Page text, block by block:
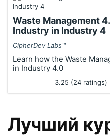
Waste Management
Industry in Industry 4
CipherDev Labs™
Learn how the Waste
in Industry 4.0
3.25 (24 ratings)
Лучший